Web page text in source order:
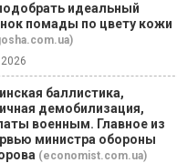
идеальный
помады по цвету кожи
баллистика,
демобилизация,
военным. Главное из
министра обороны
(economist.com.ua)